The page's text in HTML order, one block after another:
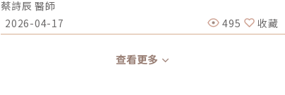
因所在。五個點，照顧整張臉很多人第一次聽到「只打五個
點」的時候會疑惑：這樣夠嗎？答案是：夠，而且是刻意設計
出來的。Profhilo逆時針 有一套叫做 BAP（Bio Aesthetic
Points）生物美學注射法，這五個點位是依照面部解剖學、血
神經，大幅降低瘀青與注射風險 選在組織延展性良好的位置，
與「脂肪墊」因為重力而產生了位移。這就像房子的地基移位
了，單純補油漆（擦保養品）或補水泥（填充）是不夠的，我
們需要的是將結構「拉回原位」。這就是為什麼在辰美學，我
關於「結構復位（Structural Repositioning）」的藝術。
一、 什麼是藍鑽魚骨線？解密「結構復位」的關鍵技術藍鑽魚
蔡詩辰 醫師
2026-04-17
495 收藏
查看更多